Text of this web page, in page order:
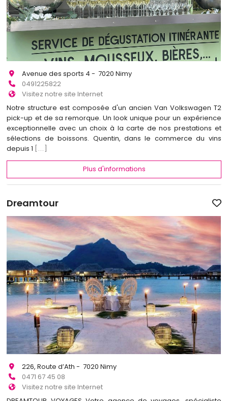
Avenue des sports 4 - 7020 Nimy
0491225822
Visitez notre site Internet
Notre structure est composée d'un ancien Van Volkswagen T2
pick-up et de sa remorque. Un look unique pour un expérience
exceptionnelle avec un choix à la carte de nos prestations et
sélections de boissons. Quentin, dans le commerce du vins
depuis 1 [...]
Plus d'informations
Dreamtour
226, Route d’Ath - 7020 Nimy
0471 67 45 08
Visitez notre site Internet